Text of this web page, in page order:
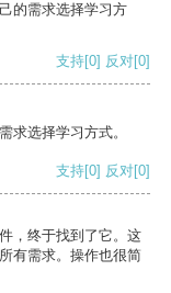
的需求选择学习方
支持[0] 反对[0]
求选择学习方式。
支持[0] 反对[0]
，终于找到了它。这
有需求。操作也很简